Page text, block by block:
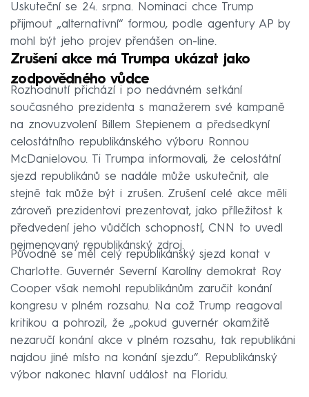
Uskuteční se 24. srpna. Nominaci chce Trump
přijmout „alternativní“ formou, podle agentury AP by
mohl být jeho projev přenášen on-line.
Zrušení akce má Trumpa ukázat jako
zodpovědného vůdce
Rozhodnutí přichází i po nedávném setkání
současného prezidenta s manažerem své kampaně
na znovuzvolení Billem Stepienem a předsedkyní
celostátního republikánského výboru Ronnou
McDanielovou. Ti Trumpa informovali, že celostátní
sjezd republikánů se nadále může uskutečnit, ale
stejně tak může být i zrušen. Zrušení celé akce měli
zároveň prezidentovi prezentovat, jako příležitost k
předvedení jeho vůdčích schopností, CNN to uvedl
nejmenovaný republikánský zdroj.
Původně se měl celý republikánský sjezd konat v
Charlotte. Guvernér Severní Karolíny demokrat Roy
Cooper však nemohl republikánům zaručit konání
kongresu v plném rozsahu. Na což Trump reagoval
kritikou a pohrozil, že „pokud guvernér okamžitě
nezaručí konání akce v plném rozsahu, tak republikáni
najdou jiné místo na konání sjezdu“. Republikánský
výbor nakonec hlavní událost na Floridu.